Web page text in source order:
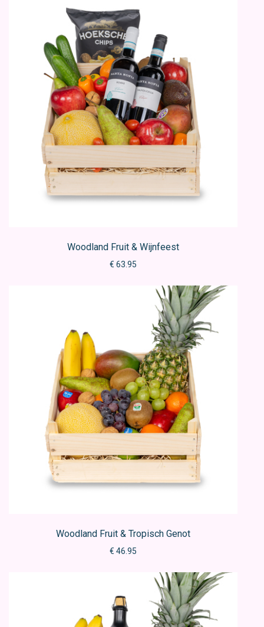
Woodland Fruit & Wijnfeest
€ 63.95
Woodland Fruit & Tropisch Genot
€ 46.95